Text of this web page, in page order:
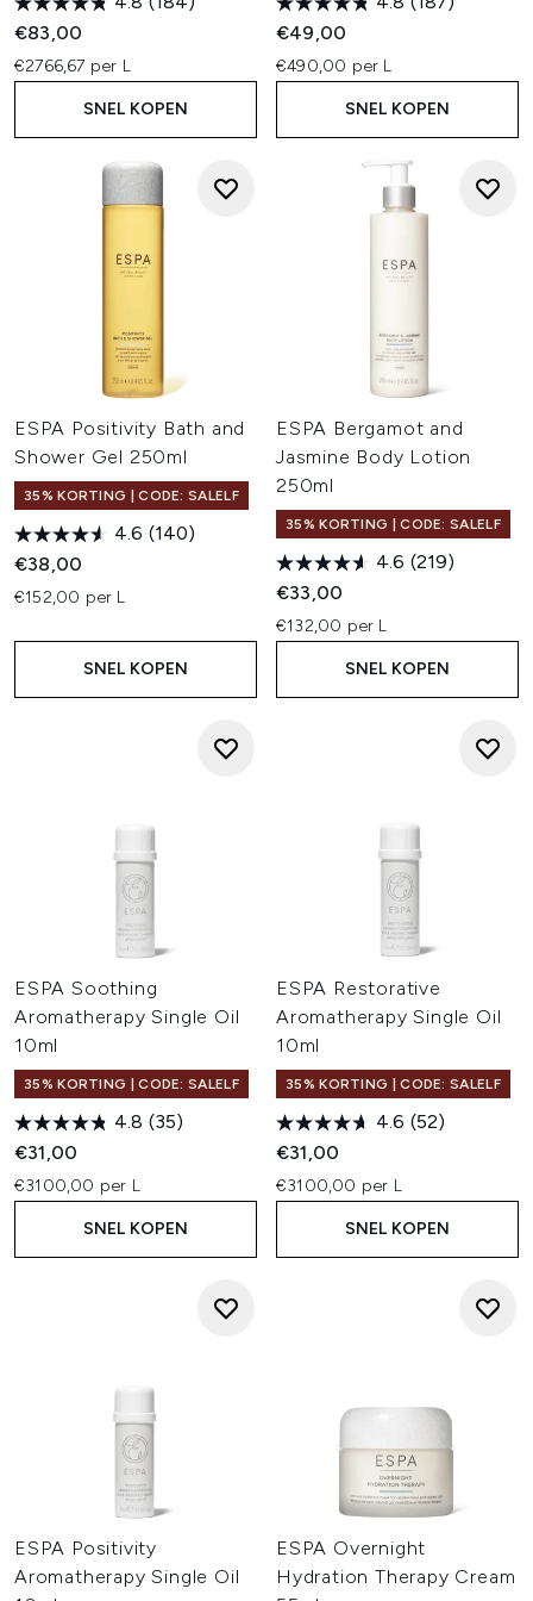
€83,00
€2766,67 per L
SNEL KOPEN
€49,00
€490,00 per L
SNEL KOPEN
ESPA Positivity Bath and
Shower Gel 250ml
35% KORTING | CODE: SALELF
4.6 (140)
€38,00
€152,00 per L
SNEL KOPEN
ESPA Bergamot and
Jasmine Body Lotion
250ml
35% KORTING | CODE: SALELF
4.6 (219)
€33,00
€132,00 per L
SNEL KOPEN
ESPA Soothing
Aromatherapy Single Oil
10ml
35% KORTING | CODE: SALELF
4.8 (35)
€31,00
€3100,00 per L
SNEL KOPEN
ESPA Restorative
Aromatherapy Single Oil
10ml
35% KORTING | CODE: SALELF
4.6 (52)
€31,00
€3100,00 per L
SNEL KOPEN
ESPA Positivity
Aromatherapy Single Oil
ESPA Overnight
Hydration Therapy Cream